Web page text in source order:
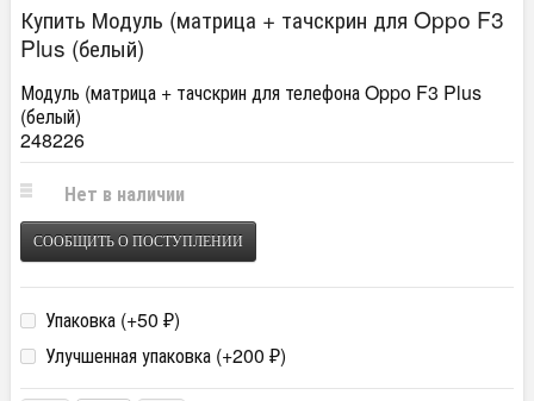
Купить Модуль (матрица + тачскрин для Oppo F3
Plus (белый)
Модуль (матрица + тачскрин для телефона Oppo F3 Plus
(белый)
248226
Нет в наличии
СООБЩИТЬ О ПОСТУПЛЕНИИ
Упаковка (+50 ₽)
Улучшенная упаковка (+200 ₽)